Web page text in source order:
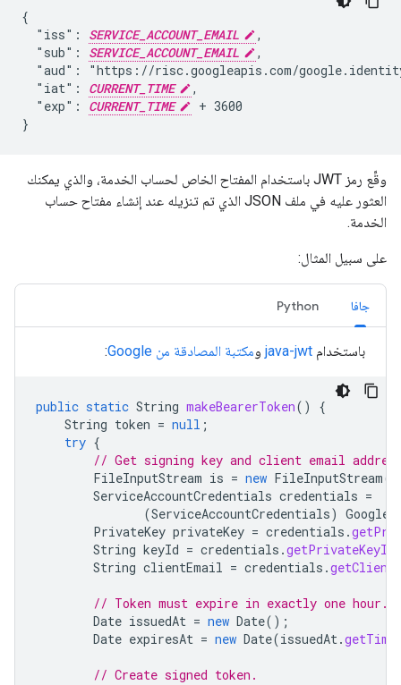
{
  "iss":
SERVICE_ACCOUNT_EMAIL
,
  "sub":
SERVICE_ACCOUNT_EMAIL
,
"aud": "https://risc.googleapis.com/
  "iat":
CURRENT_TIME
,
  "exp":
CURRENT_TIME
+ 3600
}
وقِّع رمز JWT باستخدام المفتاح الخاص لحساب الخدمة، والذي يمكنك
العثور عليه في ملف JSON الذي تم تنزيله عند إنشاء مفتاح حساب
الخدمة.
على سبيل المثال:
جافا Python
باستخدام java-jwt ومكتبة المصادقة من Google :
public static String makeBearerToken()
{
String token = null ;
try {
// Get signing key and client email
FileInputStream is = new FileInputStream(
ServiceAccountCredentials credentials =
(ServiceAccountCredentials)
PrivateKey privateKey = credentials .
String keyId = credentials .getPrivateKeyId
String clientEmail = credentials .
// Token must expire in exactly one hour.
Date issuedAt = new Date();
Date expiresAt = new Date(issuedAt.getTime
// Create signed token.